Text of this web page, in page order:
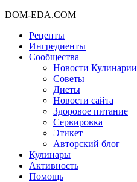
DOM-EDA.COM
Рецепты
Ингредиенты
Сообщества
Новости Кулинарии
Советы
Диеты
Новости сайта
Здоровое питание
Сервировка
Этикет
Авторский блог
Кулинары
Активность
Помощь